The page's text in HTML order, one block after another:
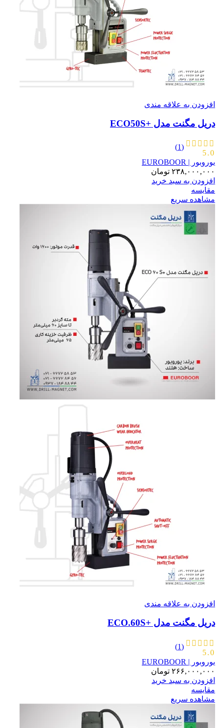
افزودن به علاقه مندی
دریل مگنت مدل +ECO50S
5.0
(1)
یوروبور | EUROBOOR
۲۳۸,۰۰۰,۰۰۰ تومان
افزودن به سبد خرید
مقایسه
مشاهده سریع
افزودن به علاقه مندی
دریل مگنت مدل +ECO.60S
5.0
(1)
یوروبور | EUROBOOR
۲۶۶,۰۰۰,۰۰۰ تومان
افزودن به سبد خرید
مقایسه
مشاهده سریع